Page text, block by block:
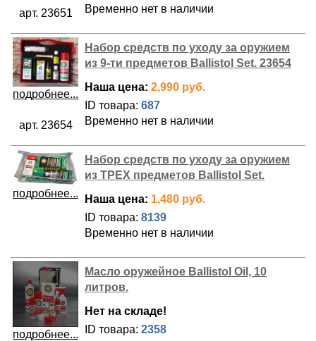
арт. 23651
Временно нет в наличии
подробнее...
арт. 23654
Набор средств по уходу за оружием
из 9-ти предметов Ballistol Set. 23654
Наша цена: 2,990 руб.
ID товара: 687
Временно нет в наличии
подробнее...
Набор средств по уходу за оружием
из ТРЕХ предметов Ballistol Set.
Наша цена: 1,480 руб.
ID товара: 8139
Временно нет в наличии
подробнее...
Масло оружейное Ballistol Oil, 10
литров.
Нет на складе!
ID товара: 2358